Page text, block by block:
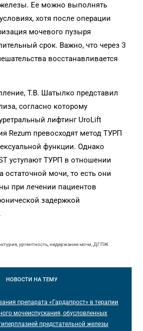
железы. Ее можно выполнять
хотя после операции
мочевого пузыря
срок. Важно, что через 3
восстанавливается
Т.В. Шатылко представил
согласно которому
лифтинг UroLift
Rezum превосходят метод ТУРП
функции. Однако
уступают ТУРП в отношении
остаточной мочи, то есть они
при лечении пациентов
задержкой
ургентность, недержание мочи, ДГПЖ
НОВОСТИ НА ТЕМУ
препарата «Гардапрост» в терапии
мочеиспускания, обусловленных
предстательной железы